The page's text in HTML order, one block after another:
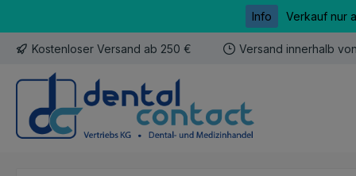
Info Verkauf nur
Kostenloser Versand ab 250 € Versand innerhalb